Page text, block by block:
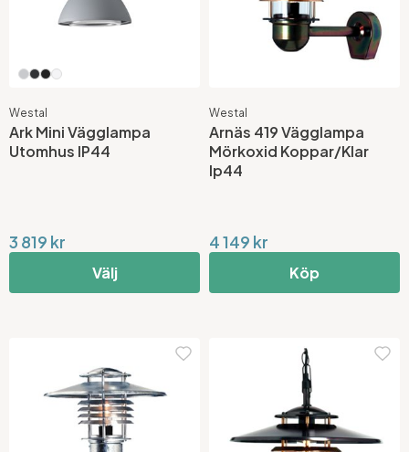
Westal
Ark Mini Vägglampa
Utomhus IP44
3 819 kr
Välj
Westal
Arnäs 419 Vägglampa
Mörkoxid Koppar/Klar
Ip44
4 149 kr
Köp